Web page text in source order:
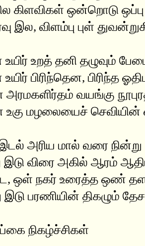
கிளவிகள் ஒன்றொடு
இல, விளம்பு புள்
உறத் தனி தழுவும்
பிரிந்தென, பிரிந்த
வயங்கு
மழலையைச் செவியின்
அரிய மால் வரை நின்று
இடு விரை அகில் ஆரம்
ஒள் நகர் உரைத்த ஒண்
இடு பரணியின் திகழும்
நிகழ்ச்சிகள்